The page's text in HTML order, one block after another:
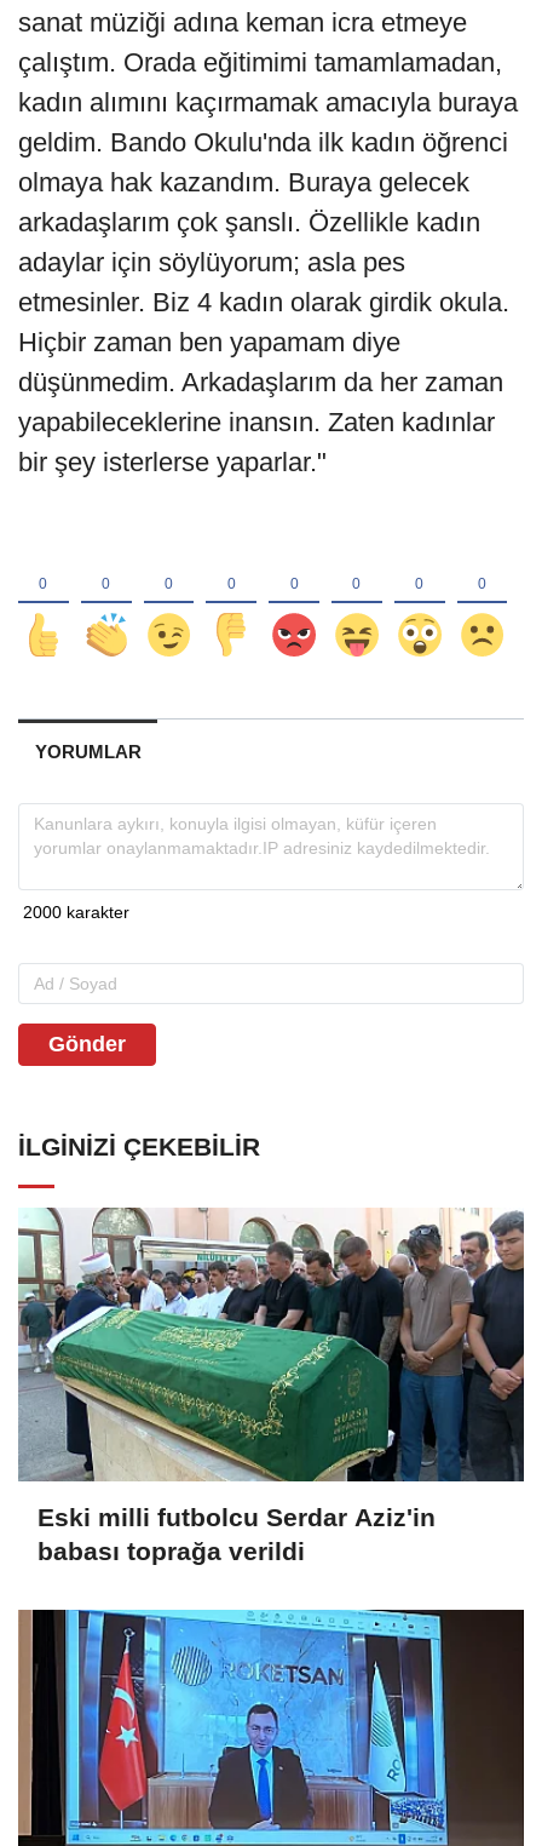
sanat müziği adına keman icra etmeye
çalıştım. Orada eğitimimi tamamlamadan,
kadın alımını kaçırmamak amacıyla buraya
geldim. Bando Okulu'nda ilk kadın öğrenci
olmaya hak kazandım. Buraya gelecek
arkadaşlarım çok şanslı. Özellikle kadın
adaylar için söylüyorum; asla pes
etmesinler. Biz 4 kadın olarak girdik okula.
Hiçbir zaman ben yapamam diye
düşünmedim. Arkadaşlarım da her zaman
yapabileceklerine inansın. Zaten kadınlar
bir şey isterlerse yaparlar."
YORUMLAR
Gönder
İLGINIZI ÇEKEBILIR
Eski milli futbolcu Serdar Aziz'in
babası toprağa verildi